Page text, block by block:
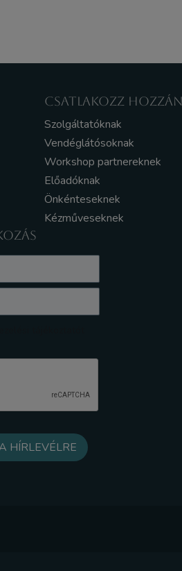
CSATLAKOZZ
Szolgáltatóknak
Vendéglátósoknak
Workshop partnereknek
Előadóknak
Önkénteseknek
Kézműveseknek